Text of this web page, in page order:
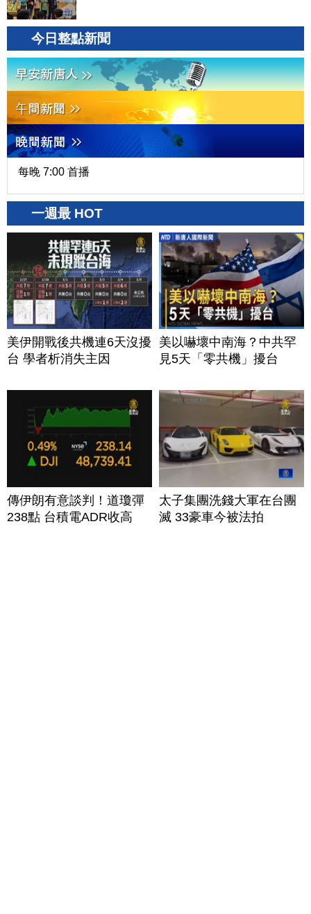
今日整點新聞
每晚 7:00 首播
一週最 HOT
美伊開戰後共機連6天沒擾
台 學者析消失主因
美以嚇壞中南海？中共罕
見5天「零共機」擾台
傳伊朗有意談判！道瓊彈
238點 台積電ADR收高
太子集團洗錢大軍在台團
滅 33豪車今被法拍